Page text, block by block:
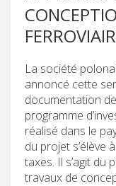
La société
annoncé cette
documentation
programme
réalisé dans le
du projet s’élève
taxes. Il s’agit du
travaux de